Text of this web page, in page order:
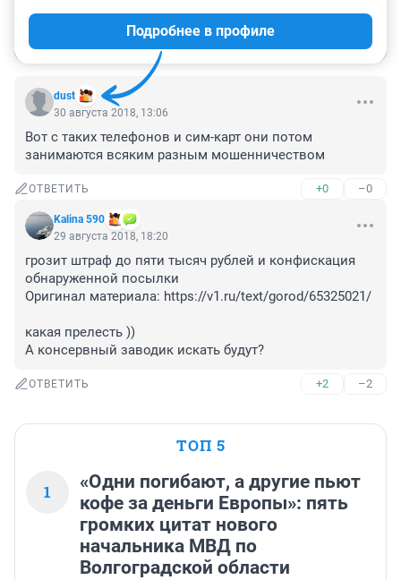
dust
Подробнее в профиле
30 августа 2018, 13:06
Вот с таких телефонов и сим-карт они потом
занимаются всяким разным мошенничеством
ОТВЕТИТЬ +0 –0
Kalina 590
29 августа 2018, 18:20
грозит штраф до пяти тысяч рублей и конфискация
обнаруженной посылки
Оригинал материала: https://v1.ru/text/gorod/65325021/
какая прелесть ))
А консервный заводик искать будут?
ОТВЕТИТЬ +2 –2
ТОП 5
1
«Одни погибают, а другие пьют
кофе за деньги Европы»: пять
громких цитат нового
начальника МВД по
Волгоградской области